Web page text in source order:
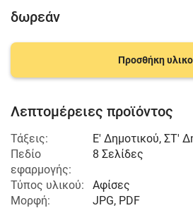
δωρεάν
Προσθήκη
Λεπτομέρειες προϊόντος
Τάξεις: Ε' Δημοτικού, ΣΤ'
Πεδίο
εφαρμογής:
8 Σελίδες
Τύπος υλικού:
Αφίσες
Μορφή:
JPG, PDF